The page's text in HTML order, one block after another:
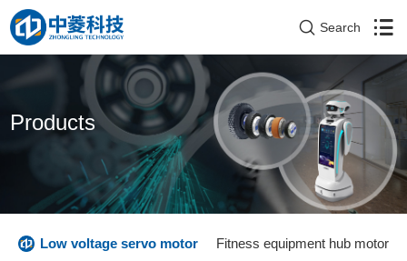
Search
Products
Low voltage servo motor Fitness equipment hub motor